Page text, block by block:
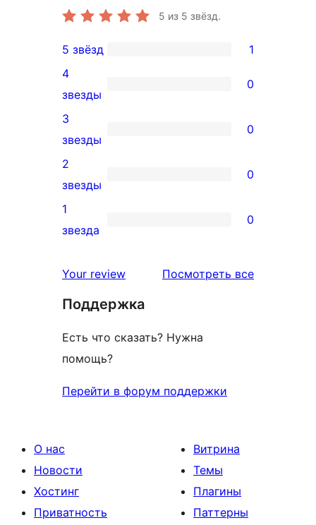
5 из 5 звёзд.
1
5-
звездный
отзыв
5 звёзд 1
0
4-
звездный
отзыв
4
звезды
0
0
3-
звездный
отзыв
3
звезды
0
0
2-
звездный
2
звезды
0
0
звездный
1
звезда
0
Your review Посмотреть всеотзывы
Поддержка
Есть что сказать? Нужна
помощь?
Перейти в форум поддержки
О нас
Новости
Хостинг
Приватность
Витрина
Темы
Плагины
Паттерны